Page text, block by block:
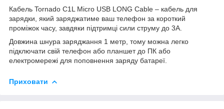
Кабель Tornado C1L Micro USB LONG Cable – кабель для
зарядки, який заряджатиме ваш телефон за короткий
проміжок часу, завдяки підтримці сили струму до 3А.
Довжина шнура заряджання 1 метр, тому можна легко
підключати свій телефон або планшет до ПК або
електромережі для поповнення заряду батареї.
Приховати